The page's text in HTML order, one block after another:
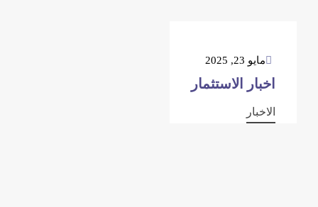
مايو 23, 2025
اخبار الاستثمار
الاخبار